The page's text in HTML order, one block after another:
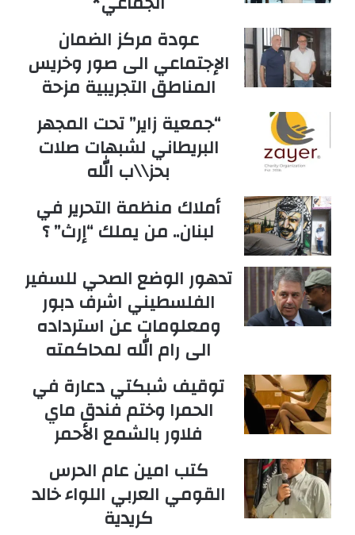
عودة مركز الضمان
الإجتماعي الى صور وخريس
المناطق التجريبية مزحة
“جمعية زاير” تحت المجهر
البريطاني لشبهات صلات
بحز\\ب الله
أملاك منظمة التحرير في
لبنان.. من يملك “إرث” ؟
تدهور الوضع الصحي للسفير
الفلسطيني اشرف دبور
ومعلومات عن استرداده
الى رام الله لمحاكمته
توقيف شبكتي دعارة في
الحمرا وختم فندق ماي
فلاور بالشمع الأحمر
كتب امين عام الحرس
القومي العربي اللواء خالد
كريدية